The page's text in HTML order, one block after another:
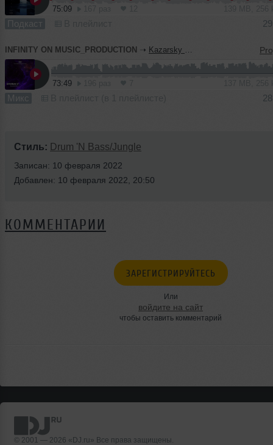
75:09
Подкаст
INFINITY ON MUSIC_PRODUCTION ➝ Kazarsky - Shturman 37 (INFINITY ON MUSIC PRODUCTION)
73:49
Микс
Стиль: Drum 'N Bass/Jungle
Записан: 10 февраля 2022
Добавлен: 10 февраля 2022, 20:50
КОММЕНТАРИИ
ЗАРЕГИСТРИРУЙТЕСЬ
Или
войдите на сайт
чтобы оставить комментарий
© 2001 — 2026 «DJ.ru» Все права защищены.